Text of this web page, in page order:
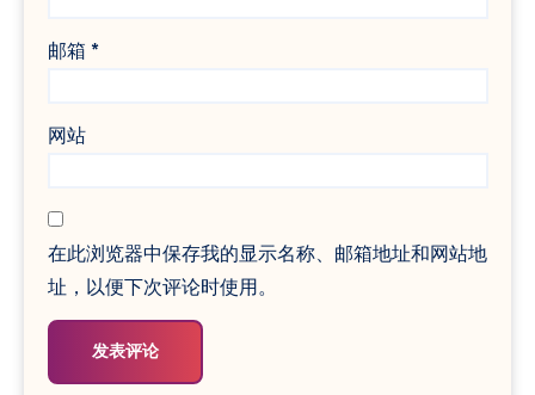
邮箱 *
网站
在此浏览器中保存我的显示名称、邮箱地址和网站地
址，以便下次评论时使用。